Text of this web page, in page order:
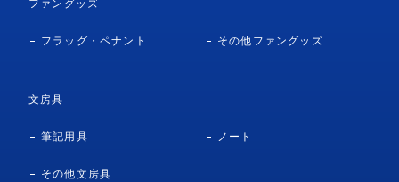
ファングッズ
フラッグ・ペナント その他ファングッズ
文房具
筆記用具 ノート
その他文房具